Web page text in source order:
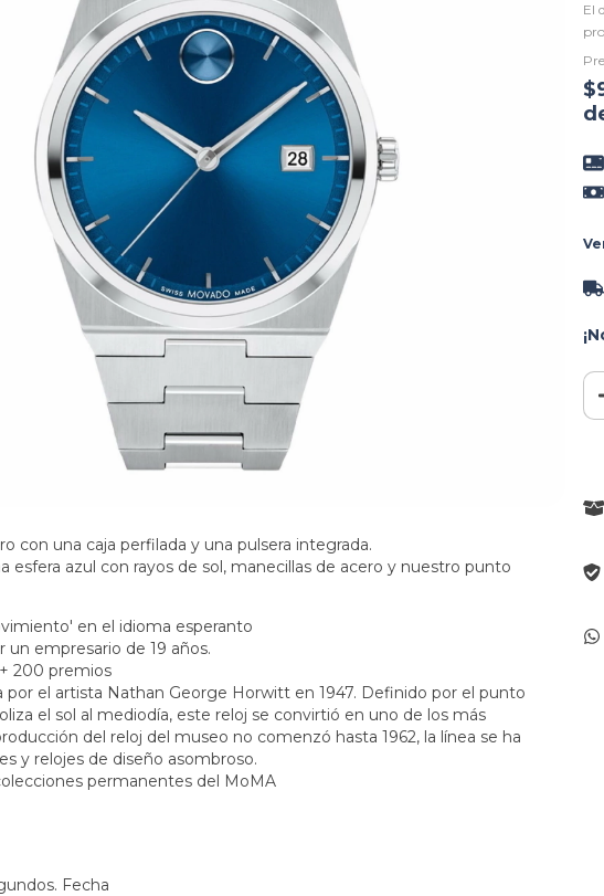
con una caja perfilada y una pulsera integrada.
esfera azul con rayos de sol, manecillas de acero y nuestro punto
en el idioma esperanto
un empresario de 19 años.
200 premios
por el artista Nathan George Horwitt en 1947. Definido por el punto
el sol al mediodía, este reloj se convirtió en uno de los más
del reloj del museo no comenzó hasta 1962, la línea se ha
y relojes de diseño asombroso.
permanentes del MoMA
Fecha
El